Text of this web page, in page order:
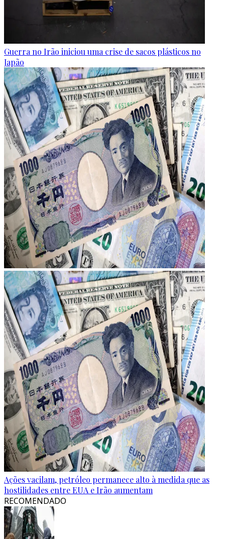
Guerra no Irão iniciou uma crise de sacos plásticos no
Japão
Ações vacilam, petróleo permanece alto à medida que as
hostilidades entre EUA e Irão aumentam
RECOMENDADO